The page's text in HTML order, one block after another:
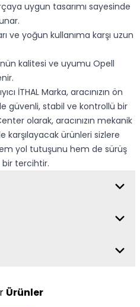
uygun tasarımı sayesinde
ve yoğun kullanıma karşı uzun
kalitesi ve uyumu Opell
İTHAL Marka, aracınızın ön
güvenli, stabil ve kontrollü bir
olarak, aracınızın mekanik
karşılayacak ürünleri sizlere
hem yol tutuşunu hem de sürüş
tercihtir.
Ürünler